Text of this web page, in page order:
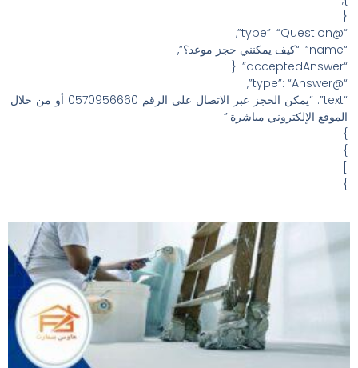
{
“@type”: “Question”,
“name”: “كيف يمكنني حجز موعد؟”,
“acceptedAnswer”: {
“@type”: “Answer”,
“text”: “يمكن الحجز عبر الاتصال على الرقم 0570956660 أو من خلال
الموقع الإلكتروني مباشرة.”
}
}
]
}